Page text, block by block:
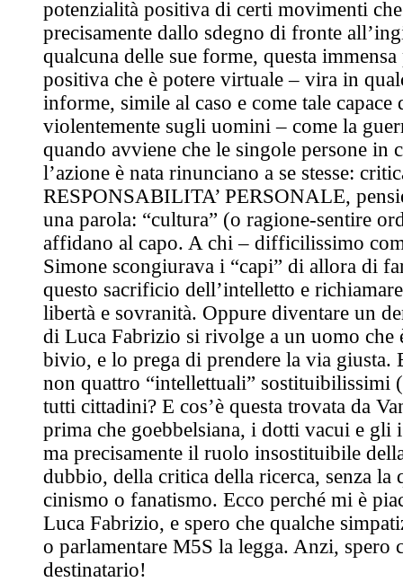
potenzialità positiva di certi movimenti
precisamente dallo sdegno di fronte
qualcuna delle sue forme, questa
positiva che è potere virtuale – vira in
informe, simile al caso e come tale capace
violentemente sugli uomini – come la
quando avviene che le singole persone in
l’azione è nata rinunciano a se stesse:
RESPONSABILITA’ PERSONALE,
una parola: “cultura” (o ragione-sentire
affidano al capo. A chi – difficilissimo
Simone scongiurava i “capi” di allora di
questo sacrificio dell’intelletto e
libertà e sovranità. Oppure diventare un
di Luca Fabrizio si rivolge a un uomo che
bivio, e lo prega di prendere la via giusta.
non quattro “intellettuali” sostituibilissimi
tutti cittadini? E cos’è questa trovata da
prima che goebbelsiana, i dotti vacui e gli
ma precisamente il ruolo insostituibile
dubbio, della critica della ricerca, senza la
cinismo o fanatismo. Ecco perché mi è
Luca Fabrizio, e spero che qualche
o parlamentare M5S la legga. Anzi, spero
destinatario!